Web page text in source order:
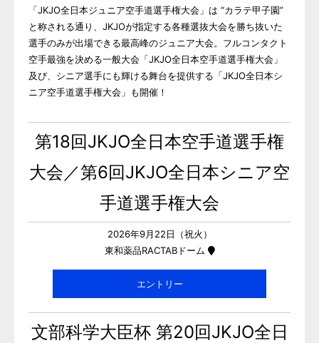
「JKJO全日本ジュニア空手道選手権大会」は “カラテ甲子園”
と称される通り、JKJOが指定する各種選抜大会を勝ち抜いた
選手のみが出場できる最高峰のジュニア大会。フルコンタクト
空手最強を決める一般大会「JKJO全日本空手道選手権大会」
及び、シニア選手にも輝ける舞台を提供する「JKJO全日本シ
ニア空手道選手権大会」も開催！
第18回JKJO全日本空手道選手権
大会／第6回JKJO全日本シニア空
手道選手権大会
2026年9月22日（祝火）
東和薬品RACTABドーム
エントリー
文部科学大臣杯 第20回JKJO全日